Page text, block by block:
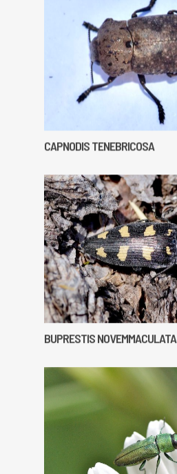
CAPNODIS TENEBRICOSA
BUPRESTIS NOVEMMACULATA